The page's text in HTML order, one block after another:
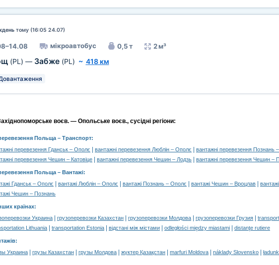
тому (16:05 24.07)
мікроавтобус 0,5 т 2 м³
(PL) — Забже (PL) ~ 418 км
воєв. — Опольське воєв., сусідні регіони:
Польща – Транспорт:
перевезення Гданськ – Ополє
вантажні перевезення Люблін – Ополє вантажні перевезення Познань
перевезення Чешин – Катовіце вантажні перевезення Чешин – Лодзь вантажні перевезення Чешин –
Польща – Вантажі:
Гданськ – Ополє
вантажі Люблін – Ополє вантажі Познань – Ополє вантажі Чешин – Вроцлав
Чешин – Познань
країнах:
Украина
грузоперевозки Казахстан грузоперевозки Молдова грузоперевозки Грузия
Lithuania transportation Estonia відстані між містами odległości między miastami distanţe rutiere
:
Украина
грузы Казахстан грузы Молдова жүктер Қазақстан marfuri Moldova náklady Slovensko